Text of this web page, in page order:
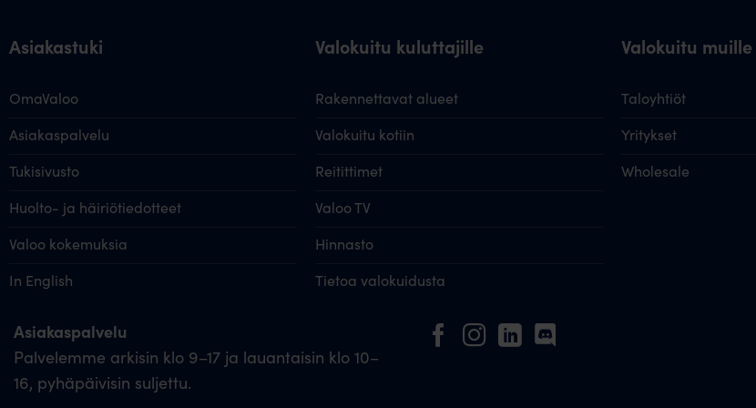
Asiakastuki
OmaValoo
Asiakaspalvelu
Tukisivusto
Huolto- ja häiriötiedotteet
Valoo kokemuksia
In English
Valokuitu kuluttajille
Rakennettavat alueet
Valokuitu kotiin
Reitittimet
Valoo TV
Hinnasto
Tietoa valokuidusta
Valokuitu muille
Taloyhtiöt
Yritykset
Wholesale
Asiakaspalvelu
Palvelemme arkisin klo 9–17 ja lauantaisin klo 10–
16, pyhäpäivisin suljettu.